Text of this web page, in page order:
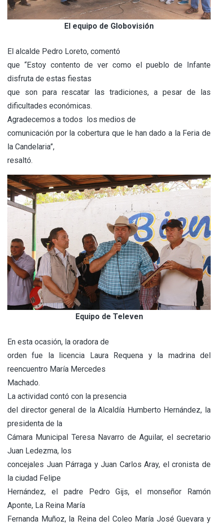
El equipo de Globovisión
El alcalde Pedro Loreto, comentó
que “Estoy contento de ver como el pueblo de Infante
disfruta de estas fiestas
que son para rescatar las tradiciones, a pesar de las
dificultades económicas.
Agradecemos a todos los medios de
comunicación por la cobertura que le han dado a la Feria de
la Candelaria”,
resaltó.
Equipo de Televen
En esta ocasión, la oradora de
orden fue la licencia Laura Requena y la madrina del
reencuentro María Mercedes
Machado.
La actividad contó con la presencia
del director general de la Alcaldía Humberto Hernández, la
presidenta de la
Cámara Municipal Teresa Navarro de Aguilar, el secretario
Juan Ledezma, los
concejales Juan Párraga y Juan Carlos Aray, el cronista de
la ciudad Felipe
Hernández, el padre Pedro Gijs, el monseñor Ramón
Aponte, La Reina María
Fernanda Muñoz, la Reina del Coleo María José Guevara y